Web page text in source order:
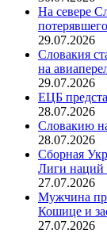
На севере
29.07.2026
Словакия
на
29.07.2026
ЕЦБ
28.07.2026
Словакию
28.07.2026
Сборная
Лиги наций
27.07.2026
Мужчина
Кошице и
27.07.2026